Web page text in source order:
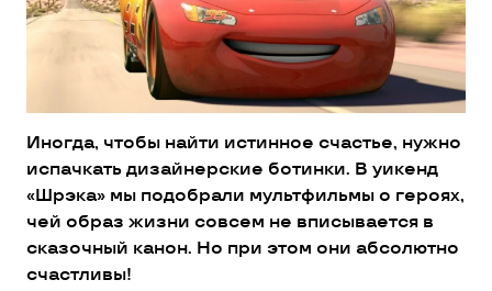
Иногда, чтобы найти истинное счастье, нужно
испачкать дизайнерские ботинки. В уикенд
«Шрэка» мы подобрали мультфильмы о героях,
чей образ жизни совсем не вписывается в
сказочный канон. Но при этом они абсолютно
счастливы!